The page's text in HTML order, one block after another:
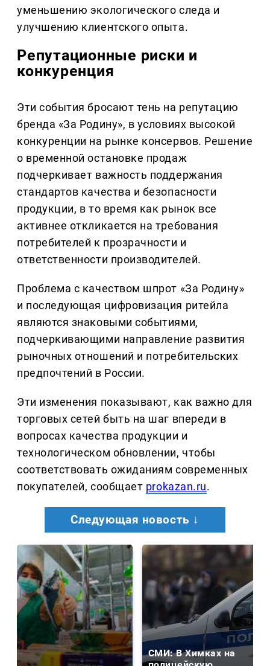
уменьшению экологического следа и
улучшению клиентского опыта.
Репутационные риски и
конкуренция
Эти события бросают тень на репутацию
бренда «За Родину», в условиях высокой
конкуренции на рынке консервов. Решение
о временной остановке продаж
подчеркивает важность поддержания
стандартов качества и безопасности
продукции, в то время как рынок все
активнее откликается на требования
потребителей к прозрачности и
ответственности производителей.
Проблема с качеством шпрот «За Родину»
и последующая цифровизация ритейла
являются знаковыми событиями,
подчеркивающими направление развития
рыночных отношений и потребительских
предпочтений в России.
Эти изменения показывают, как важно для
торговых сетей быть на шаг впереди в
вопросах качества продукции и
технологическом обновлении, чтобы
соответствовать ожиданиям современных
покупателей, сообщает prokazan.ru.
Следующая новость ↓
СМИ: В Химках на